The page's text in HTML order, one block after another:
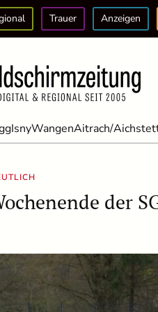
Trauer Anzeigen
IsnyWangenAitrach/
der